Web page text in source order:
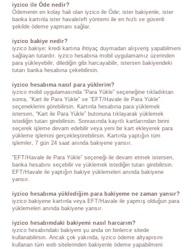
iyzico ile Öde nedir?
Ödemenin en kolay hali olan iyzico ile Öde; ister bakiyenle, ister
banka kartınla ister havale/eft yöntemi ile en hızlı ve güvenli
şekilde ödeme yapmanı sağlar.
iyzico bakiye nedir?
iyzico bakiye; kredi kartına ihtiyaç duymadan alışveriş yapabilmeni
sağlayan tutardır. iyzico hesabına mobil uygulamamız üzerinden
para yükleyebilir, dilediğin gibi harcayabilir, istersen bakiyendeki
tutarı banka hesabına çekebilirsin.
iyzico hesabıma nasıl para yüklerim?
iyzico mobil uygulamasında “Para Yükle” seçeneğine tıkladıktan
sonra, “Kart ile Para Yükle” ve “EFT/Havale ile Para Yükle”
seçeneklerini görebilirsin. Kartınla hesabına para yüklemek
istersen, “Kart ile Para Yükle” butonuna tıklayarak yüklemek
istediğin tutarı girebilirsin. Sonrasında kayıtlı kartlarından birini
seçerek işleme devam edebilir veya yeni bir kart ekleyerek para
yükleme işlemini gerçekleştirebilirsin. Kartınla yaptığın tüm
işlemler, 7 gün 24 saat anında bakiyene yansır.
“EFT/Havale ile Para Yükle” seçeneği ile devam etmek istersen,
banka hesabını seçebilir ve yüklemek istediğin tutarı girebilirsin.
EFT/Havale ile yaptığın bakiye yüklemeleri anında bakiyene
yansır.
iyzico hesabıma yüklediğim para bakiyeme ne zaman yansır?
iyzico bakiyene kartınla veya EFT/Havale ile yapmış olduğun para
yüklemeleri anında bakiyene yansır.
iyzico hesabımdaki bakiyemi nasıl harcarım?
iyzico hesabındaki bakiyeni şu anda on binlerce sitede
kullanabilirsin. Ancak çok yakında, iyzico ödeme altyapısını
kullanan tüm web sitelerinden bakiyenle ödeme yapabilmeni